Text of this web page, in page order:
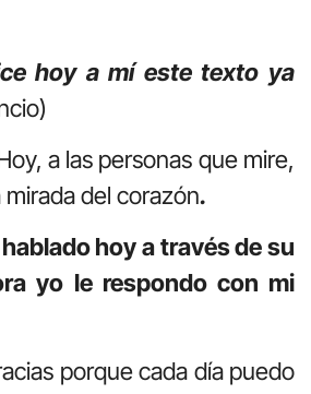
hoy a mí este texto ya
a las personas que mire,
mirada del corazón.
hoy a través de su
yo le respondo con mi
porque cada día puedo